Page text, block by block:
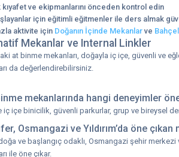
kıyafet ve ekipmanlarını önceden kontrol edin
için eğitimli eğitmenler ile ders almak
aktivite için Doğanın İçinde Mekanlarve
Mekanlar ve Internal Linkler
at binme mekanları, doğayla iç içe, güvenli ve
da değerlendirebilirsiniz.
mekanlarında hangi deneyimler
iç içe binicilik, güvenli parkurlar, grup ve bireysel
Osmangazi ve Yıldırım’da öne
ve başlangıç odaklı, Osmangazi şehir
ile öne çıkar.